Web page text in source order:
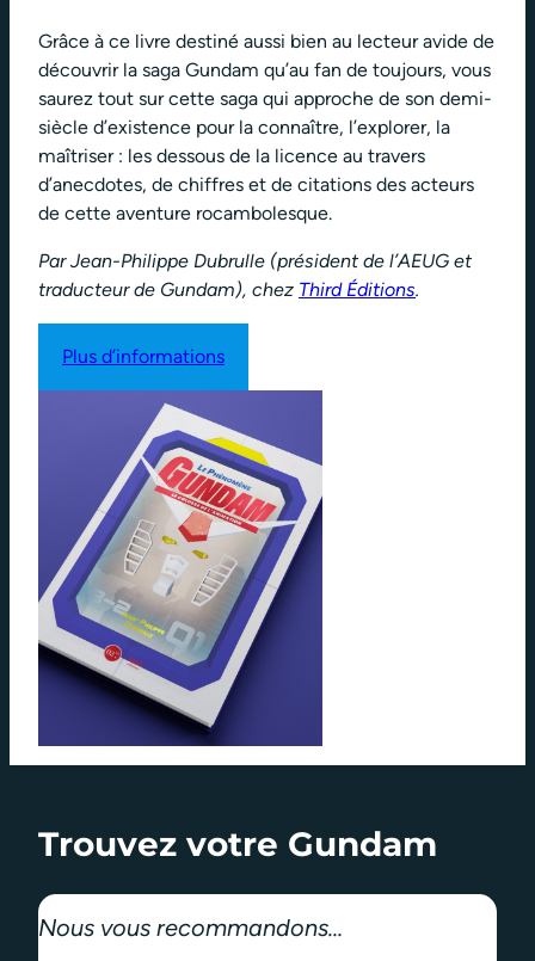
Grâce à ce livre destiné aussi bien au lecteur avide de
découvrir la saga Gundam qu’au fan de toujours, vous
saurez tout sur cette saga qui approche de son demi-
siècle d’existence pour la connaître, l’explorer, la
maîtriser : les dessous de la licence au travers
d’anecdotes, de chiffres et de citations des acteurs
de cette aventure rocambolesque.
Par Jean-Philippe Dubrulle (président de l’AEUG et
traducteur de Gundam), chez Third Éditions.
Plus d’informations
Trouvez votre Gundam
Nous vous recommandons…